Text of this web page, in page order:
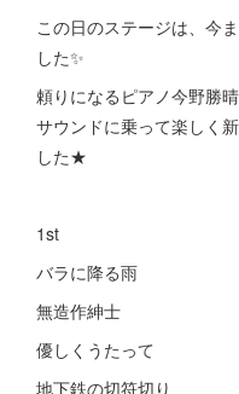
この日のステージは、今
した✨
頼りになるピアノ今野勝
サウンドに乗って楽しく
した★
1st
バラに降る雨
無造作紳士
優しくうたって
地下鉄の切符切り